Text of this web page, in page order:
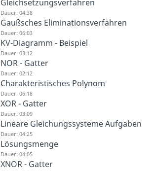
Gleichsetzungsverfahren
Dauer: 04:38
Gaußsches Eliminationsverfahren
Dauer: 06:03
KV-Diagramm - Beispiel
Dauer: 03:12
NOR - Gatter
Dauer: 02:12
Charakteristisches Polynom
Dauer: 06:18
XOR - Gatter
Dauer: 03:09
Lineare Gleichungssysteme Aufgaben
Dauer: 04:25
Lösungsmenge
Dauer: 04:05
XNOR - Gatter